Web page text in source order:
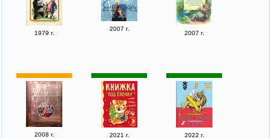
1979 г.
2007 г.
2007 г.
2008 г. 2021 г. 2022 г.